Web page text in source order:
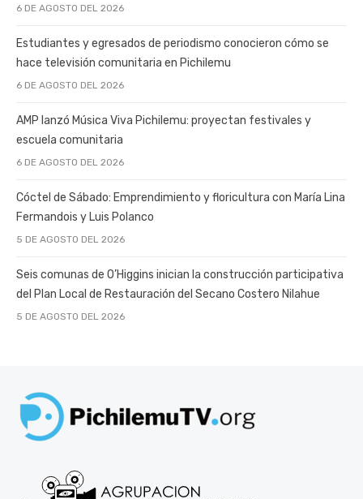
6 DE AGOSTO DEL 2026
Estudiantes y egresados de periodismo conocieron cómo se
hace televisión comunitaria en Pichilemu
6 DE AGOSTO DEL 2026
AMP lanzó Música Viva Pichilemu: proyectan festivales y
escuela comunitaria
6 DE AGOSTO DEL 2026
Cóctel de Sábado: Emprendimiento y floricultura con María Lina
Fermandois y Luis Polanco
5 DE AGOSTO DEL 2026
Seis comunas de O’Higgins inician la construcción participativa
del Plan Local de Restauración del Secano Costero Nilahue
5 DE AGOSTO DEL 2026